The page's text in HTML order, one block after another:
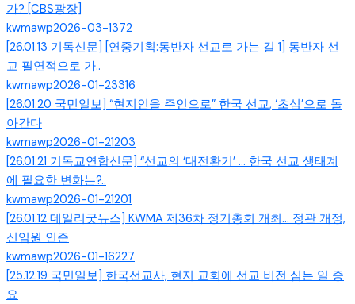
가? [CBS광장]
kwmawp2026-03-1372
[26.01.13 기독신문] [연중기획:동반자 선교로 가는 길 1] 동반자 선
교 필연적으로 가..
kwmawp2026-01-23316
[26.01.20 국민일보] “현지인을 주인으로” 한국 선교, ‘초심’으로 돌
아간다
kwmawp2026-01-21203
[26.01.21 기독교연합신문] “선교의 ‘대전환기’ … 한국 선교 생태계
에 필요한 변화는?..
kwmawp2026-01-21201
[26.01.12 데일리굿뉴스] KWMA 제36차 정기총회 개최... 정관 개정,
신임원 인준
kwmawp2026-01-16227
[25.12.19 국민일보] 한국선교사, 현지 교회에 선교 비전 심는 일 중
요